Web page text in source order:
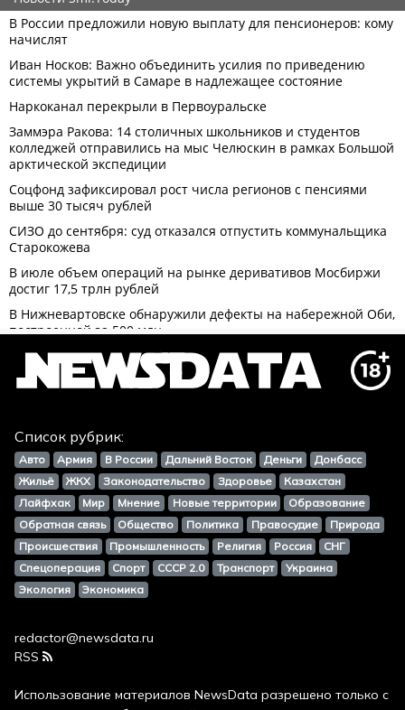
Список рубрик:
Авто Армия В России Дальний Восток Деньги
Донбасс
Жильё
ЖКХ Законодательство Здоровье
Казахстан
Лайфхак
Мир Мнение Новые территории
Образование
Обратная связь
Общество Политика Правосудие
Природа
Происшествия
Промышленность Религия Россия
СНГ
Спецоперация
Спорт СССР 2.0 Транспорт
Украина
Экология
Экономика
redactor@newsdata.ru
RSS
Использование материалов NewsData разрешено только с